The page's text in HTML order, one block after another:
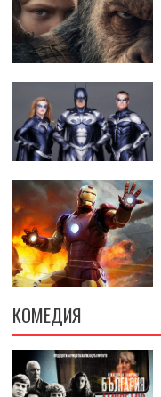
КОМЕДИЯ